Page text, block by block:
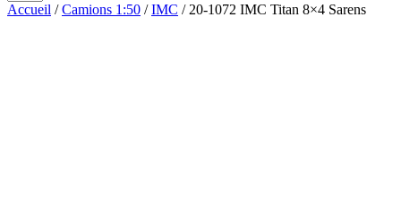
Accueil /Camions 1:50 /IMC / 20-1072 IMC Titan 8×4 Sarens